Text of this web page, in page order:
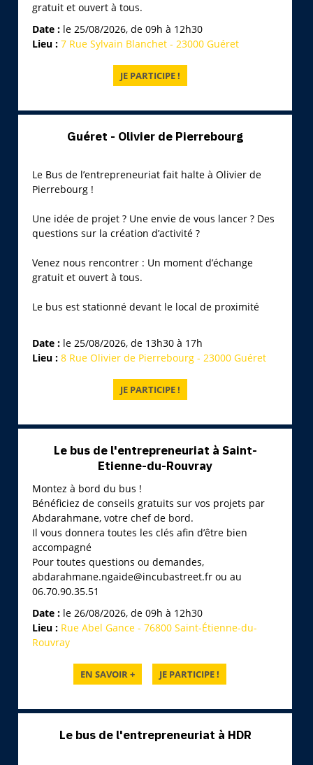
gratuit et ouvert à tous.
Date : le 25/08/2026, de 09h à 12h30
Lieu : 7 Rue Sylvain Blanchet - 23000 Guéret
Guéret - Olivier de Pierrebourg
Le Bus de l’entrepreneuriat fait halte à Olivier de
Pierrebourg !
Une idée de projet ? Une envie de vous lancer ? Des
questions sur la création d’activité ?
Venez nous rencontrer : Un moment d’échange
gratuit et ouvert à tous.
Le bus est stationné devant le local de proximité
Date : le 25/08/2026, de 13h30 à 17h
Lieu : 8 Rue Olivier de Pierrebourg - 23000 Guéret
Le bus de l'entrepreneuriat à Saint-
Etienne-du-Rouvray
Montez à bord du bus !
Bénéficiez de conseils gratuits sur vos projets par
Abdarahmane, votre chef de bord.
Il vous donnera toutes les clés afin d’être bien
accompagné
Pour toutes questions ou demandes,
abdarahmane.ngaide@incubastreet.fr ou au
06.70.90.35.51
Date : le 26/08/2026, de 09h à 12h30
Lieu : Rue Abel Gance - 76800 Saint-Étienne-du-
Rouvray
Le bus de l'entrepreneuriat à HDR